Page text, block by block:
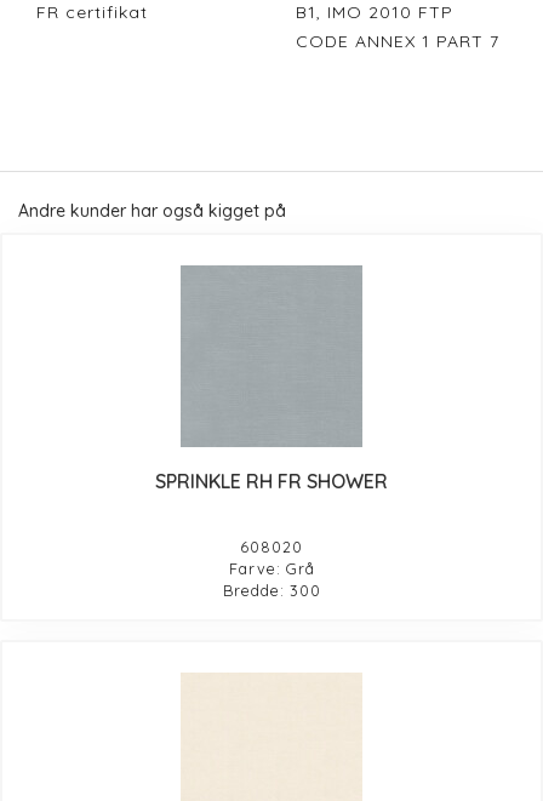
FR certifikat
B1, IMO 2010 FTP
CODE ANNEX 1 PART 7
Andre kunder har også kigget på
SPRINKLE RH FR SHOWER
608020
Farve: Grå
Bredde: 300